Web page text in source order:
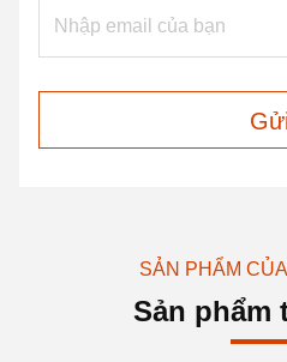
SẢN PHẨM
Sản